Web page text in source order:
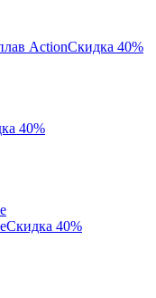
Скидка 40%
40%
Скидка 40%